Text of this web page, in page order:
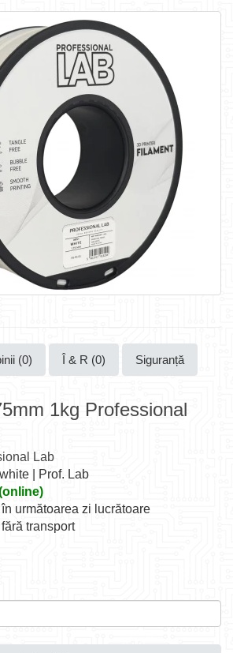
(0) Î & R (0) Siguranță
1kg Professional
Lab
| Prof. Lab
următoarea zi lucrătoare
transport